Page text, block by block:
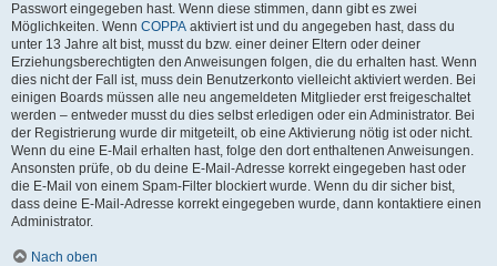
Passwort eingegeben hast. Wenn diese stimmen, dann gibt es zwei
Möglichkeiten. Wenn COPPA aktiviert ist und du angegeben hast, dass du
unter 13 Jahre alt bist, musst du bzw. einer deiner Eltern oder deiner
Erziehungsberechtigten den Anweisungen folgen, die du erhalten hast. Wenn
dies nicht der Fall ist, muss dein Benutzerkonto vielleicht aktiviert werden. Bei
einigen Boards müssen alle neu angemeldeten Mitglieder erst freigeschaltet
werden – entweder musst du dies selbst erledigen oder ein Administrator. Bei
der Registrierung wurde dir mitgeteilt, ob eine Aktivierung nötig ist oder nicht.
Wenn du eine E-Mail erhalten hast, folge den dort enthaltenen Anweisungen.
Ansonsten prüfe, ob du deine E-Mail-Adresse korrekt eingegeben hast oder
die E-Mail von einem Spam-Filter blockiert wurde. Wenn du dir sicher bist,
dass deine E-Mail-Adresse korrekt eingegeben wurde, dann kontaktiere einen
Administrator.
Nach oben